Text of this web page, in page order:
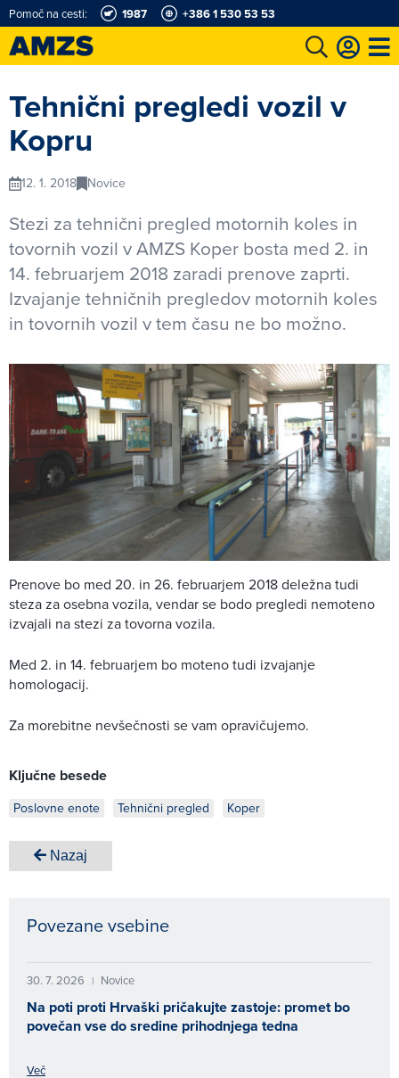
Pomoč na cesti: 1987 +386 1 530 53 53
Tehnični pregledi vozil v
Kopru
12. 1. 2018 Novice
Stezi za tehnični pregled motornih koles in
tovornih vozil v AMZS Koper bosta med 2. in
14. februarjem 2018 zaradi prenove zaprti.
Izvajanje tehničnih pregledov motornih koles
in tovornih vozil v tem času ne bo možno.
Prenove bo med 20. in 26. februarjem 2018 deležna tudi
steza za osebna vozila, vendar se bodo pregledi nemoteno
izvajali na stezi za tovorna vozila.
Med 2. in 14. februarjem bo moteno tudi izvajanje
homologacij.
Za morebitne nevšečnosti se vam opravičujemo.
Ključne besede
Poslovne enote Tehnični pregled Koper
Nazaj
Povezane vsebine
30. 7. 2026 | Novice
Na poti proti Hrvaški pričakujte zastoje: promet bo
povečan vse do sredine prihodnjega tedna
Več